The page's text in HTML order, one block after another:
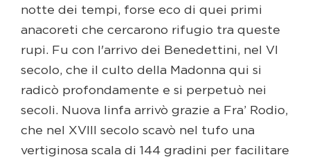
notte dei tempi, forse eco di quei primi
anacoreti che cercarono rifugio tra queste
rupi. Fu con l'arrivo dei Benedettini, nel VI
secolo, che il culto della Madonna qui si
radicò profondamente e si perpetuò nei
secoli. Nuova linfa arrivò grazie a Fra’ Rodio,
che nel XVIII secolo scavò nel tufo una
vertiginosa scala di 144 gradini per facilitare